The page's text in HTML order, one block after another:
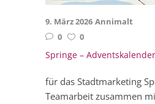
9. März 2026 Annimalt
0
0
Springe – Adventskalender
für das Stadtmarketing
Teamarbeit zusammen